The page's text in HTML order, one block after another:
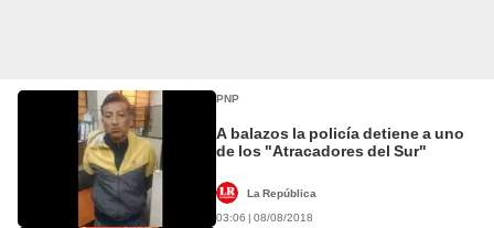
PNP
A balazos la policía detiene a uno
de los "Atracadores del Sur"
La República
03:06 | 08/08/2018